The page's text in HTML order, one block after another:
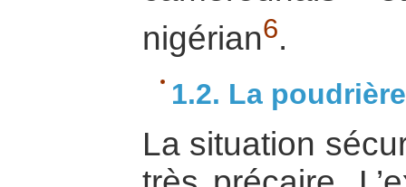
nigérian6.
1.2. La
La situation